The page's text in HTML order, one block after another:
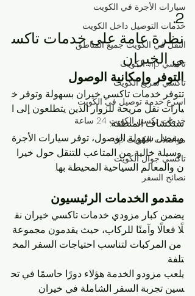
سيارات الأجرة في الكويت
خدمات التوصيل داخل الكويت
النقل في الكويت جميع المناطق
تاكسي vip الكويت
تاكسي سريع الكويت
اسرع خدمة توصيل في الكويت
خدمات تكسي الكويت 24 ساعة
مواصلات الكويت vip
تاكسي جوال الكويت
نصائح السفر
2.
نظرة عامة على خدمات تاكس
ي الخيران
التوفر وإمكانية الوصول
تتوفر خدمات تاكسي خيران بسهولة وتوفر خ
يارات نقل مريحة للزوار الذين يتطلعون إلى ا
ستكشاف المنطقة.
وبفضل سهولة الوصول، توفر سيارات الأجرة
وسيلة خالية من المتاعب للتنقل حول خيرا
ن والمعالم السياحية المحيطة بها.
مقدمو الخدمات الرئيسيون
يضمن كبار مزودي خدمات تاكسي خيران نق
لًا فعالًا وآمنًا للركاب، حيث يقدمون مجموعة
من المركبات لتناسب احتياجات السفر المخ
تلفة.
يلعب مزودو الخدمة هؤلاء دورًا حاسمًا في تح
سين تجربة السفر الشاملة في خيران.